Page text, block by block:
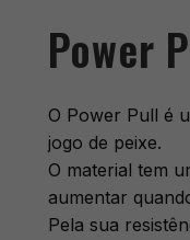
Power
O Power Pull é
jogo de peixe.
O material tem
aumentar
Pela sua